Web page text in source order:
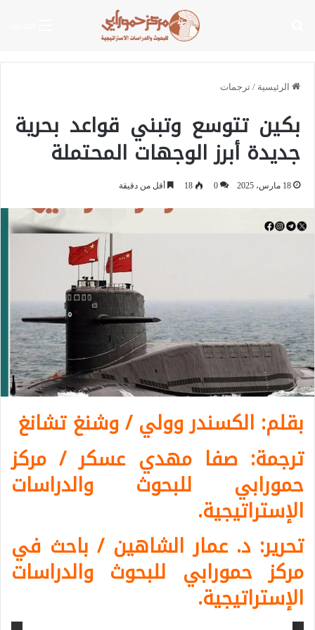
الرئيسية / ترجمات
بكين تتوسع وتبني قواعد بحرية
جديدة أبرز الوجهات المحتملة
18 مارس، 2025 0
18 أقل من دقيقة
بقلم: الكسندر وولي / وشنغ تشانغ
ترجمة: صفا مهدي عسكر / مركز
حمورابي للبحوث والدراسات
الإستراتيجية.
تحرير: د. عمار الشاهين / باحث في
مركز حمورابي للبحوث والدراسات
الإستراتيجية.